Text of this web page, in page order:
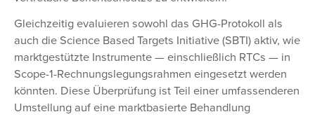
Gleichzeitig evaluieren sowohl das GHG-Protokoll als
auch die Science Based Targets Initiative (SBTI) aktiv, wie
marktgestützte Instrumente — einschließlich RTCs — in
Scope-1-Rechnungslegungsrahmen eingesetzt werden
könnten. Diese Überprüfung ist Teil einer umfassenderen
Umstellung auf eine marktbasierte Behandlung